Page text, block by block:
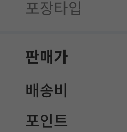
포장타입
판매가
배송비
포인트